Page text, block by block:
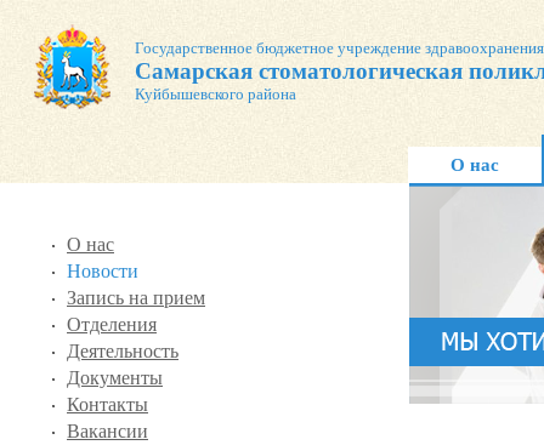
Государственное бюджетное учреждение
Самарская cтоматологическая
Куйбышевского района
О нас
О нас
Новости
Запись на прием
Отделения
Деятельность
Документы
Контакты
Вакансии